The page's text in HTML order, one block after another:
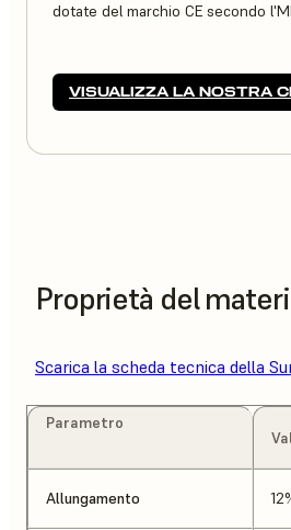
dotate del marchio CE secondo
VISUALIZZA LA NOSTRA
Proprietà del
Scarica la scheda tecnica della
Parametro
Allungamento